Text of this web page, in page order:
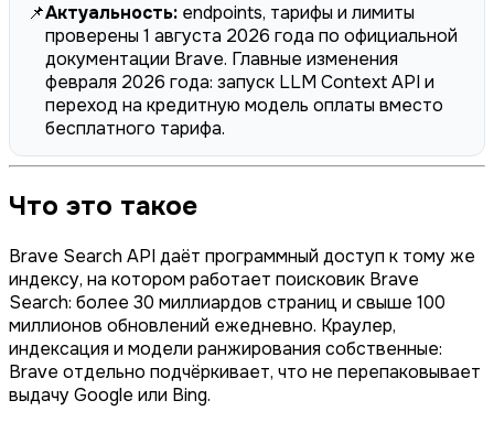
📌Актуальность: endpoints, тарифы и лимиты
проверены 1 августа 2026 года по официальной
документации Brave. Главные изменения
февраля 2026 года: запуск LLM Context API и
переход на кредитную модель оплаты вместо
бесплатного тарифа.
Что это такое
Brave Search API даёт программный доступ к тому же
индексу, на котором работает поисковик Brave
Search: более 30 миллиардов страниц и свыше 100
миллионов обновлений ежедневно. Краулер,
индексация и модели ранжирования собственные:
Brave отдельно подчёркивает, что не перепаковывает
выдачу Google или Bing.